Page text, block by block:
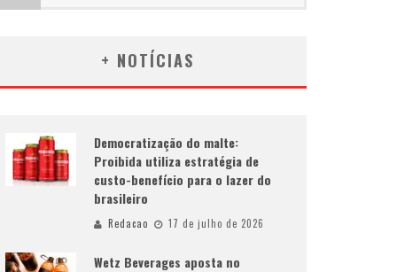
+ NOTÍCIAS
Democratização do malte:
Proibida utiliza estratégia de
custo-benefício para o lazer do
brasileiro
Redacao 17 de julho de 2026
Wetz Beverages aposta no